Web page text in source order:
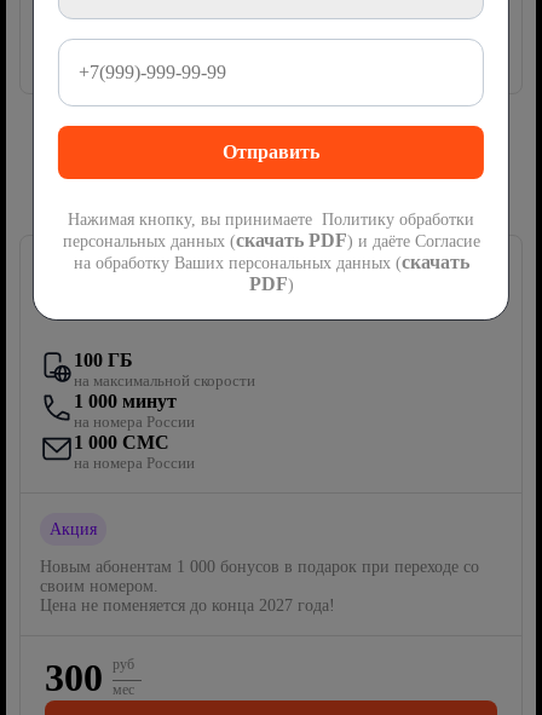
Подключить
Сим-карта Ростелеком с мобильной
Первый мобильный
100 ГБ
на максимальной скорости
1 000 минут
на номера России
1 000 СМС
на номера России
Акция
Новым абонентам 1 000 бонусов в подарок при переходе со
своим номером.
Цена не поменяется до конца 2027 года!
300
руб
мес
Нажимая кнопку, вы принимаете Политику обработки
персональных данных (скачать PDF) и даёте Согласие
на обработку Ваших персональных данных (скачать
PDF)